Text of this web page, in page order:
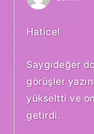
Hatice!
Saygıdeğer
görüşler
yükseltti ve
getirdi.